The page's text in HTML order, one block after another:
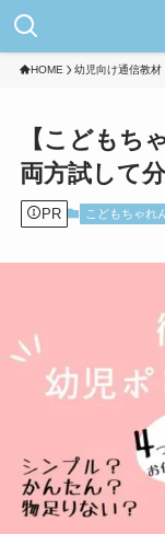
HOME 幼児向け通信教材
【こどもち
両方試して
PR こどもちゃれ